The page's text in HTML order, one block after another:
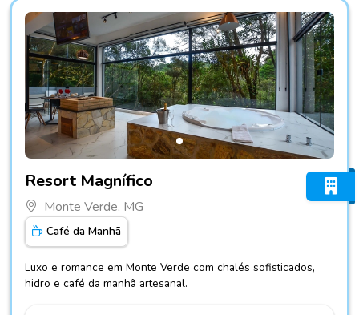
Resort Magnífico
Monte Verde, MG
Café da Manhã
Luxo e romance em Monte Verde com chalés sofisticados,
hidro e café da manhã artesanal.